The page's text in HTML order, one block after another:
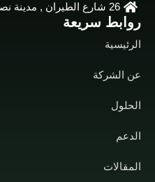
روابط سريعة
الرئيسية
عن الشركة
الحلول
الدعم
المقالات
26 شارع الطيران , مدينة نصر ,القاهرة